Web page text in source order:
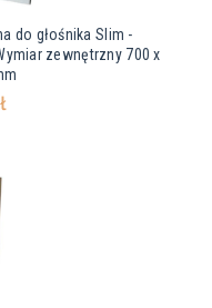
do głośnika Slim -
zewnętrzny 700 x